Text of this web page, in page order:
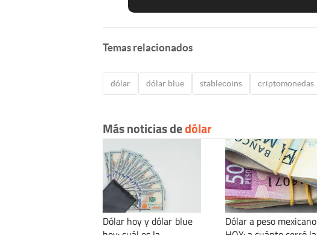
Temas relacionados
dólar dólar blue stablecoins criptomonedas
Más noticias dedólar
Dólar hoy y dólar blue
Dólar a peso mexicano